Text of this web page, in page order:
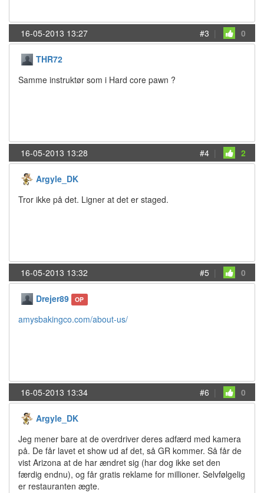
16-05-2013 13:27 #3 | 0
THR72
Samme instruktør som i Hard core pawn ?
16-05-2013 13:28 #4 | 2
Argyle_DK
Tror ikke på det. Ligner at det er staged.
16-05-2013 13:32 #5 | 0
Drejer89 OP
amysbakingco.com/about-us/
16-05-2013 13:34 #6 | 0
Argyle_DK
Jeg mener bare at de overdriver deres adfærd med kamera
på. De får lavet et show ud af det, så GR kommer. Så får de
vist Arizona at de har ændret sig (har dog ikke set den
færdig endnu), og får gratis reklame for millioner. Selvfølgelig
er restauranten ægte.